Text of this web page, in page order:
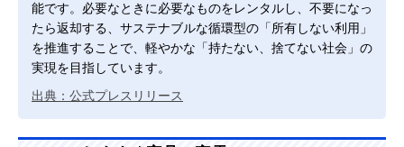
能です。必要なときに必要なものをレンタルし、不要になっ
たら返却する、サステナブルな循環型の「所有しない利用」
を推進することで、軽やかな「持たない、捨てない社会」の
実現を目指しています。
出典：公式プレスリリース